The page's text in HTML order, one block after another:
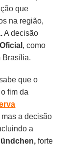
que
na região,
A decisão
, como
Brasília.
que o
fim da
a decisão
a
forte